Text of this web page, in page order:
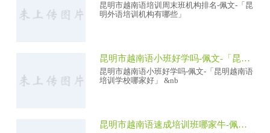
昆明市越南语培训周末班机构排名-佩文-「昆
明外语培训机构有哪些」
昆明市越南语小班好学吗-佩文-「昆明越南语培训学校哪家好」
昆明市越南语小班好学吗-佩文-「昆明越南语
培训学校哪家好」 &nb
昆明市越南语速成培训班哪家牛-佩文-「昆明学习英语的培训机构」